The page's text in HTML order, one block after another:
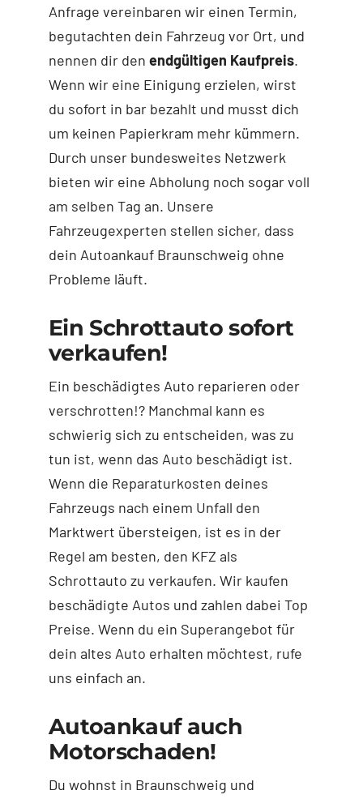
Anfrage vereinbaren wir einen Termin,
begutachten dein Fahrzeug vor Ort, und
nennen dir den endgültigen Kaufpreis.
Wenn wir eine Einigung erzielen, wirst
du sofort in bar bezahlt und musst dich
um keinen Papierkram mehr kümmern.
Durch unser bundesweites Netzwerk
bieten wir eine Abholung noch sogar voll
am selben Tag an. Unsere
Fahrzeugexperten stellen sicher, dass
dein Autoankauf Braunschweig ohne
Probleme läuft.
Ein Schrottauto sofort
verkaufen!
Ein beschädigtes Auto reparieren oder
verschrotten!? Manchmal kann es
schwierig sich zu entscheiden, was zu
tun ist, wenn das Auto beschädigt ist.
Wenn die Reparaturkosten deines
Fahrzeugs nach einem Unfall den
Marktwert übersteigen, ist es in der
Regel am besten, den KFZ als
Schrottauto zu verkaufen. Wir kaufen
beschädigte Autos und zahlen dabei Top
Preise. Wenn du ein Superangebot für
dein altes Auto erhalten möchtest, rufe
uns einfach an.
Autoankauf auch
Motorschaden!
Du wohnst in Braunschweig und